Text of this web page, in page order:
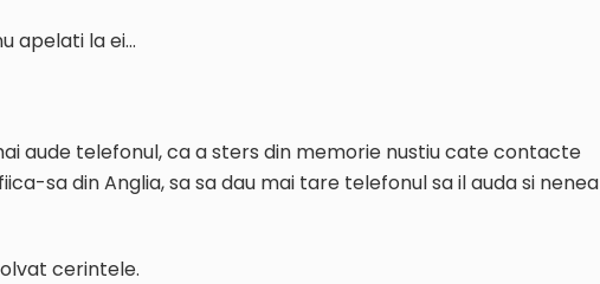
apelati la ei…
aude telefonul, ca a sters din memorie nustiu cate contacte
sa din Anglia, sa sa dau mai tare telefonul sa il auda si nenea
cerintele.